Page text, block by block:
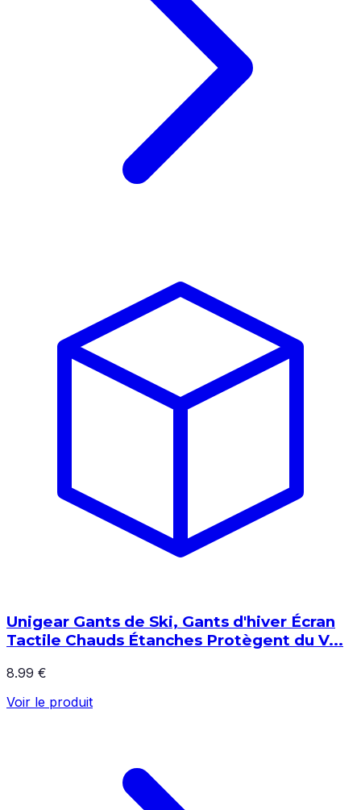
Unigear Gants de Ski, Gants d'hiver Écran
Tactile Chauds Étanches Protègent du V...
8.99 €
Voir le produit